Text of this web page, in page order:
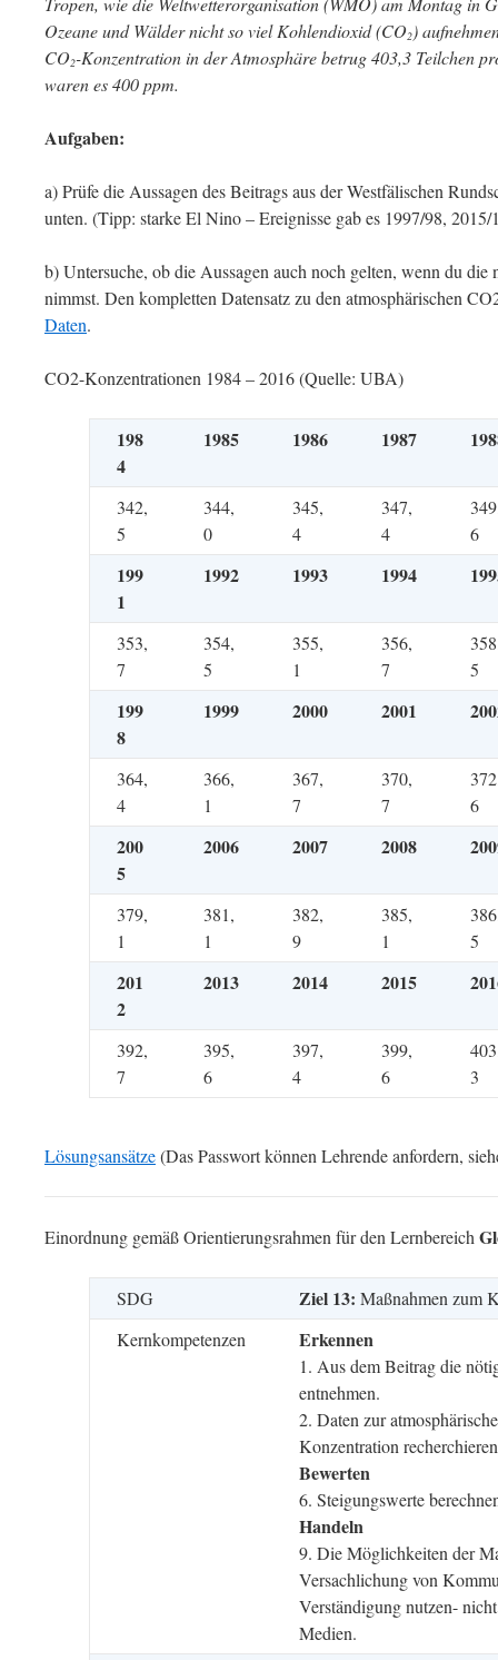
Ozeane und Wälder nicht so viel Kohlendioxid (CO2)
CO2-Konzentration in der Atmosphäre betrug 403,3 Teilchen
waren es 400 ppm.
Aufgaben:
a) Prüfe die Aussagen des Beitrags aus der Westfälischen
unten. (Tipp: starke El Nino – Ereignisse gab es 1997/98,
b) Untersuche, ob die Aussagen auch noch gelten, wenn du die
nimmst. Den kompletten Datensatz zu den atmosphärischen
Daten.
CO2-Konzentrationen 1984 – 2016 (Quelle: UBA)
198
4
1985 1986 1987
342,
5
344,
0
345,
4
347,
4
6
199
1
1992 1993 1994
353,
7
354,
5
355,
1
356,
7
5
199
8
1999 2000 2001
364,
4
366,
1
367,
7
370,
7
6
200
5
2006 2007 2008
379,
1
381,
1
382,
9
385,
1
5
201
2
2013 2014 2015
392,
7
395,
6
397,
4
399,
6
3
Lösungsansätze(Das Passwort können Lehrende anfordern,
Einordnung gemäß Orientierungsrahmen für den Lernbereich
SDG Ziel 13: Maßnahmen zum
Kernkompetenzen
Erkennen
1. Aus dem Beitrag die
entnehmen.
2. Daten zur
Konzentration
Bewerten
6. Steigungswerte
Handeln
9. Die Möglichkeiten der
Versachlichung von
Verständigung nutzen-
Medien.